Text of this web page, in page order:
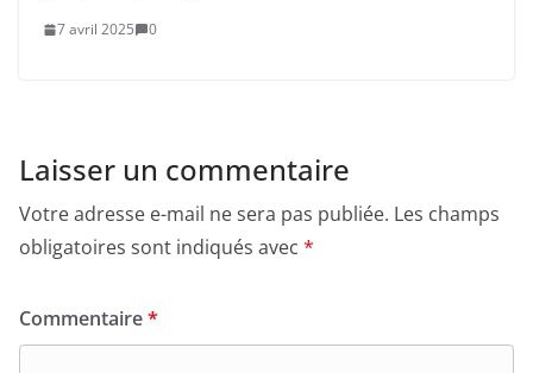
7 avril 2025 0
Laisser un commentaire
Votre adresse e-mail ne sera pas publiée. Les champs
obligatoires sont indiqués avec *
Commentaire*